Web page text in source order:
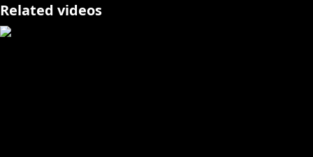
Related videos